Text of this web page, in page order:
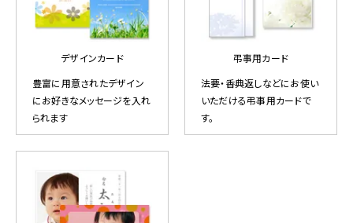
デザインカード
豊富に用意されたデザイン
にお好きなメッセージを入れ
られます
弔事用カード
法要・香典返しなどにお使い
いただける弔事用カードで
す。